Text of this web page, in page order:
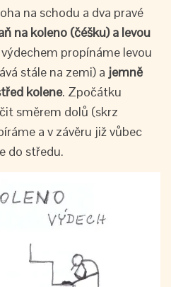
na schodu a dva pravé
na koleno (čéšku) a levou
propínáme levou
stále na zemi) a jemně
kolene. Zpočátku
směrem dolů (skrz
a v závěru již vůbec
do středu.